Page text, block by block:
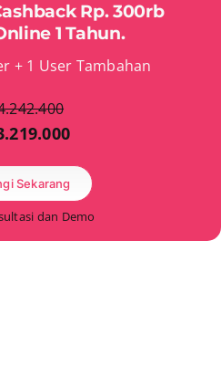
Rp. 300rb
1 Tahun.
+ 1 User Tambahan
Sekarang
dan Demo